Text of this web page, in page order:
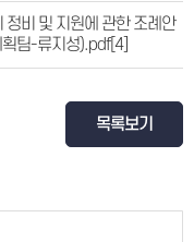
비 및 지원에 관한 조례안
팀-류지성).pdf[4]
목록보기